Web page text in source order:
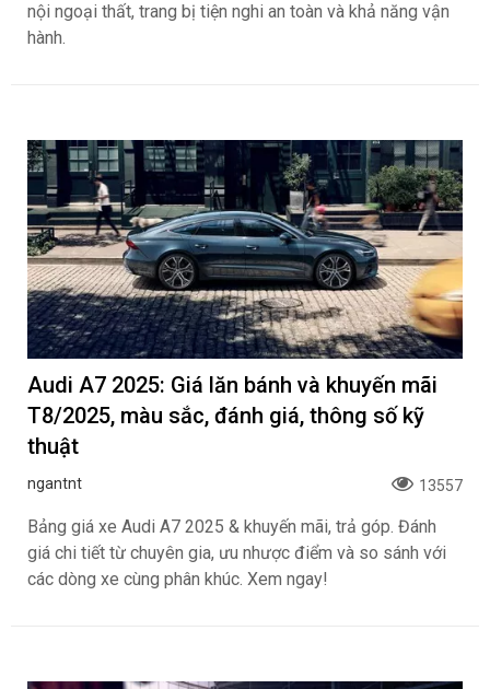
nội ngoại thất, trang bị tiện nghi an toàn và khả năng vận
hành.
Audi A7 2025: Giá lăn bánh và khuyến mãi
T8/2025, màu sắc, đánh giá, thông số kỹ
thuật
ngantnt 13557
Bảng giá xe Audi A7 2025 & khuyến mãi, trả góp. Đánh
giá chi tiết từ chuyên gia, ưu nhược điểm và so sánh với
các dòng xe cùng phân khúc. Xem ngay!